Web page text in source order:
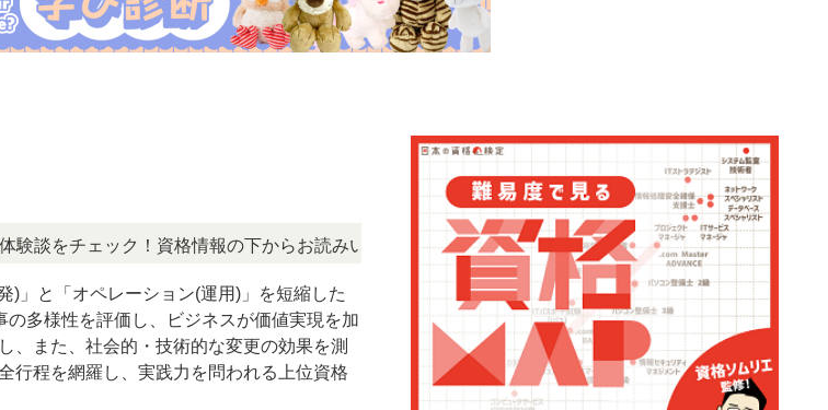
ェック！資格情報の下からお読みいただけます。 NEWS! 「この検定、難しい？」「どんな試験
)」と「オペレーション(運用)」を短縮した
多様性を評価し、ビジネスが価値実現を加
、また、社会的・技術的な変更の効果を測
行程を網羅し、実践力を問われる上位資格